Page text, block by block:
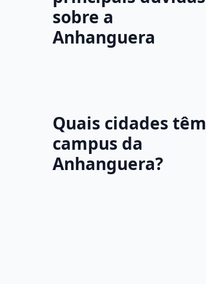
sobre a
Anhanguera
Quais cidades têm
campus da
Anhanguera?